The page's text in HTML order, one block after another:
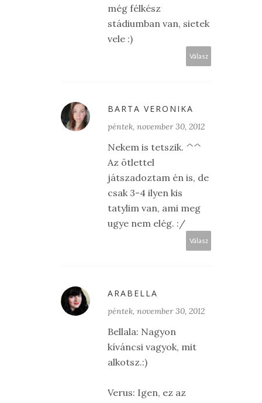
még félkész
stádiumban van, sietek
vele :)
Válasz
BARTA VERONIKA
péntek, november 30, 2012
Nekem is tetszik. ^^
Az ötlettel
játszadoztam én is, de
csak 3-4 ilyen kis
tatylim van, ami meg
ugye nem elég. :/
Válasz
ARABELLA
péntek, november 30, 2012
Bellala: Nagyon
kíváncsi vagyok, mit
alkotsz.:)
Verus: Igen, ez az